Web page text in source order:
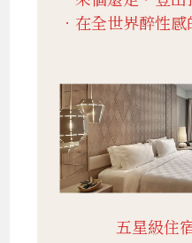
．在全世界醉性
五星級住